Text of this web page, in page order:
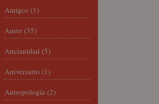
Amigos (1)
Amor (35)
Ancianidad (5)
Aniversario (1)
Antropología (2)